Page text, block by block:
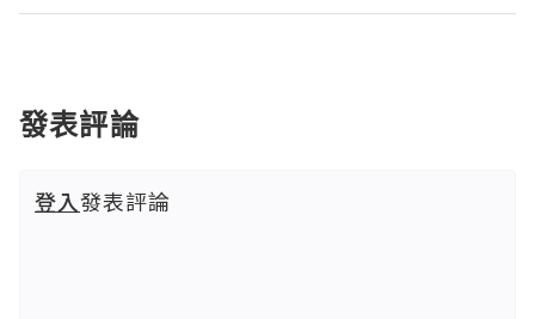
發表評論
登入發表評論